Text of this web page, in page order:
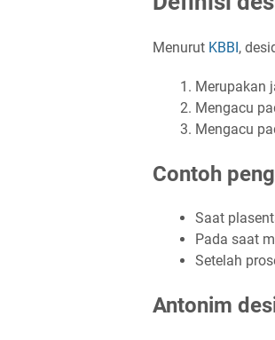
Menurut KBBI,
Merupakan
Mengacu
Mengacu
Contoh
Saat
Pada saat
Setelah
Antonim